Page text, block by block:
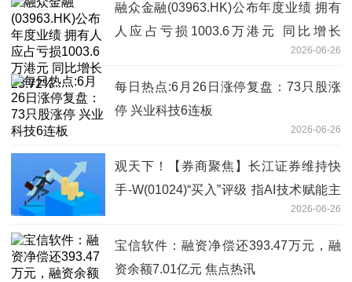
融众金融(03963.HK)公布年度业绩 拥有
人应占亏损1003.6万港元 同比增长
2026-06-26
每日热点:6月26日涨停复盘：73只股涨
停 兴业科技6连板
2026-06-26
观天下！【券商聚焦】长江证券维持快
手-W(01024)“买入”评级 指AI技术赋能主
2026-06-26
宝信软件：融资净偿还393.47万元，融
资余额7.01亿元 焦点热讯